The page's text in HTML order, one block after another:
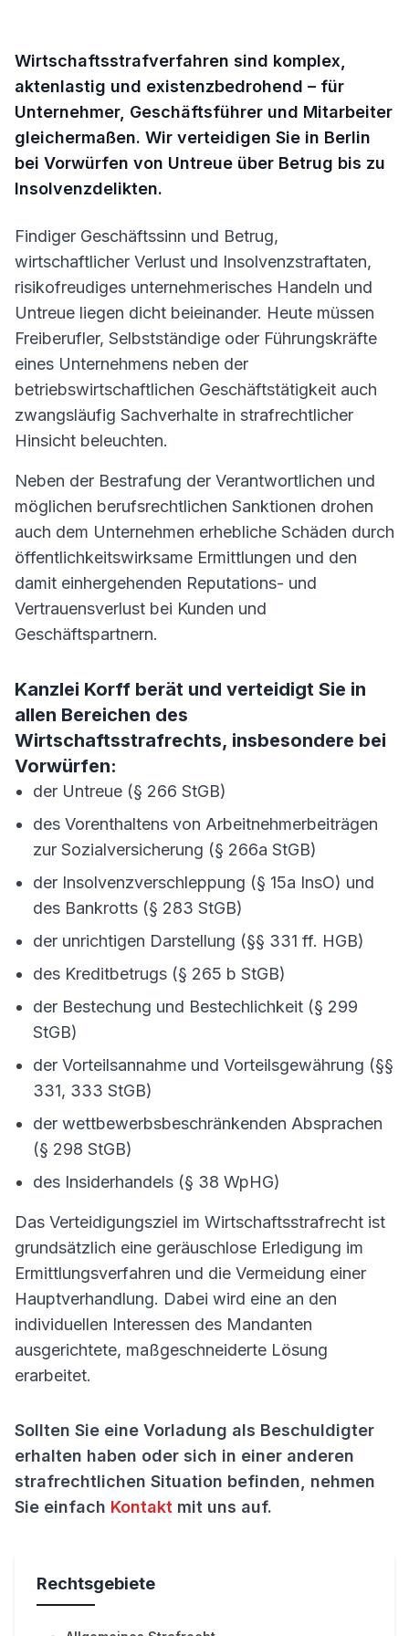
Rechtsmittelverteidigung
Sexualstrafrecht
Steuerstrafrecht
Verkehrsstrafrecht
Untersuchungshaft
Strafbefehl
Geldstrafe
Wirtschaftsstrafverfahren sind komplex,
aktenlastig und existenzbedrohend – für
Unternehmer, Geschäftsführer und Mitarbeiter
gleichermaßen. Wir verteidigen Sie in Berlin
bei Vorwürfen von Untreue über Betrug bis zu
Insolvenzdelikten.
Findiger Geschäftssinn und Betrug,
wirtschaftlicher Verlust und Insolvenzstraftaten,
risikofreudiges unternehmerisches Handeln und
Untreue liegen dicht beieinander. Heute müssen
Freiberufler, Selbstständige oder Führungskräfte
eines Unternehmens neben der
betriebswirtschaftlichen Geschäftstätigkeit auch
zwangsläufig Sachverhalte in strafrechtlicher
Hinsicht beleuchten.
Neben der Bestrafung der Verantwortlichen und
möglichen berufsrechtlichen Sanktionen drohen
auch dem Unternehmen erhebliche Schäden durch
öffentlichkeitswirksame Ermittlungen und den
damit einhergehenden Reputations- und
Vertrauensverlust bei Kunden und
Geschäftspartnern.
Kanzlei Korff berät und verteidigt Sie in
allen Bereichen des
Wirtschaftsstrafrechts, insbesondere bei
Vorwürfen:
der Untreue (§ 266 StGB)
des Vorenthaltens von Arbeitnehmerbeiträgen
zur Sozialversicherung (§ 266a StGB)
der Insolvenzverschleppung (§ 15a InsO) und
des Bankrotts (§ 283 StGB)
der unrichtigen Darstellung (§§ 331 ff. HGB)
des Kreditbetrugs (§ 265 b StGB)
der Bestechung und Bestechlichkeit (§ 299
StGB)
der Vorteilsannahme und Vorteilsgewährung (§§
331, 333 StGB)
der wettbewerbsbeschränkenden Absprachen
(§ 298 StGB)
des Insiderhandels (§ 38 WpHG)
Das Verteidigungsziel im Wirtschaftsstrafrecht ist
grundsätzlich eine geräuschlose Erledigung im
Ermittlungsverfahren und die Vermeidung einer
Hauptverhandlung. Dabei wird eine an den
individuellen Interessen des Mandanten
ausgerichtete, maßgeschneiderte Lösung
erarbeitet.
Sollten Sie eine Vorladung als Beschuldigter
erhalten haben oder sich in einer anderen
strafrechtlichen Situation befinden, nehmen
Sie einfach Kontakt mit uns auf.
Rechtsgebiete